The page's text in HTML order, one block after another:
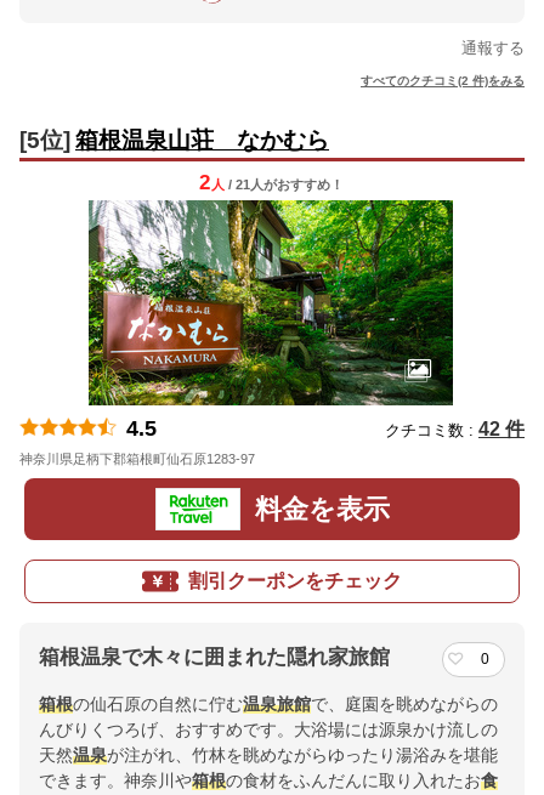
通報する
すべてのクチコミ(2 件)をみる
[5位] 箱根温泉山荘 なかむら
2 人 / 21人がおすすめ！
4.5 クチコミ数 : 42 件
神奈川県足柄下郡箱根町仙石原1283-97
料金を表示
割引クーポンをチェック
箱根温泉で木々に囲まれた隠れ家旅館 0
箱根の仙石原の自然に佇む温泉旅館で、庭園を眺めながらの
んびりくつろげ、おすすめです。大浴場には源泉かけ流しの
天然温泉が注がれ、竹林を眺めながらゆったり湯浴みを堪能
できます。神奈川や箱根の食材をふんだんに取り入れたお食